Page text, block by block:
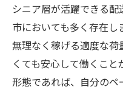
シニア層が活躍できる
市においても多く存在し
無理なく稼げる適度な
くても安心して働くこ
形態であれば、自分のペ